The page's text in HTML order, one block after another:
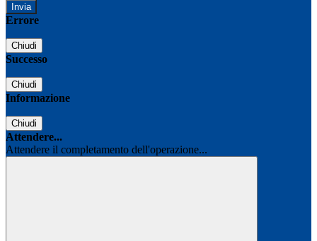
Errore
Chiudi
Successo
Chiudi
Informazione
Chiudi
Attendere...
Attendere il completamento dell'operazione...